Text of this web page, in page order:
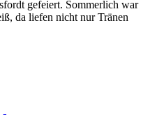
gefeiert. Sommerlich war
da liefen nicht nur Tränen